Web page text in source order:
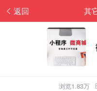
返回 其
浏览1.83万